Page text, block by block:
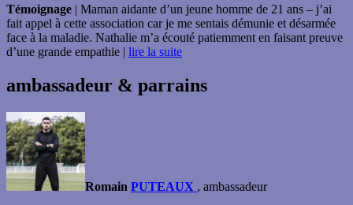
Témoignage | Maman aidante d’un jeune homme de 21 ans – j’ai
fait appel à cette association car je me sentais démunie et désarmée
face à la maladie. Nathalie m’a écouté patiemment en faisant preuve
d’une grande empathie | lire la suite
ambassadeur & parrains
Romain PUTEAUX , ambassadeur